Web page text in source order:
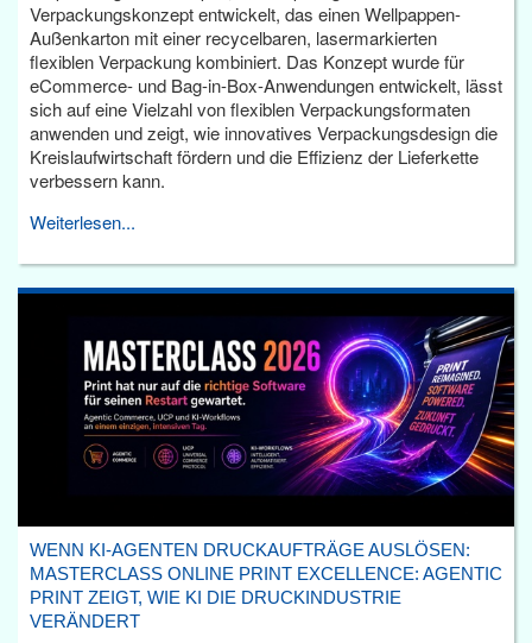
Verpackungskonzept entwickelt, das einen Wellpappen-
Außenkarton mit einer recycelbaren, lasermarkierten
flexiblen Verpackung kombiniert. Das Konzept wurde für
eCommerce- und Bag-in-Box-Anwendungen entwickelt, lässt
sich auf eine Vielzahl von flexiblen Verpackungsformaten
anwenden und zeigt, wie innovatives Verpackungsdesign die
Kreislaufwirtschaft fördern und die Effizienz der Lieferkette
verbessern kann.
Weiterlesen...
WENN KI-AGENTEN DRUCKAUFTRÄGE AUSLÖSEN:
MASTERCLASS ONLINE PRINT EXCELLENCE: AGENTIC
PRINT ZEIGT, WIE KI DIE DRUCKINDUSTRIE
VERÄNDERT